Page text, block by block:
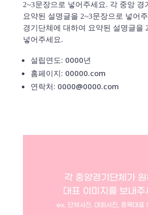
2~3문장으로 넣어주세요. 각 중앙 경
요약된 설명글을 2~3문장으로 넣어
경기단체에 대하여 요약된 설명글을
넣어주세요.
설립연도: 0000년
홈페이지: 00000.com
연락처: 0000@0000.com